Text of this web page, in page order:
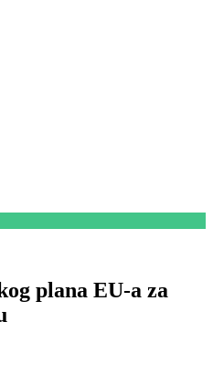
plana EU-a za